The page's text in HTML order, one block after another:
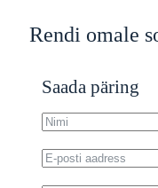
Rendi omale
Saada päring